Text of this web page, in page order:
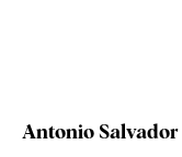
Antonio Salvador